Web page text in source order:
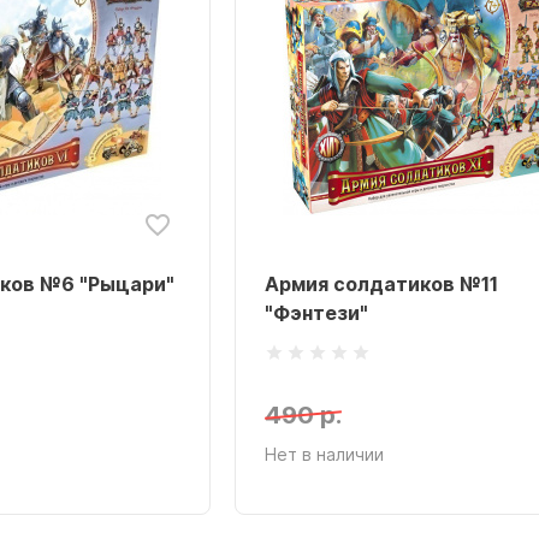
№6 "Рыцари"
Армия солдатиков №11
"Фэнтези"
490 р.
Нет в наличии